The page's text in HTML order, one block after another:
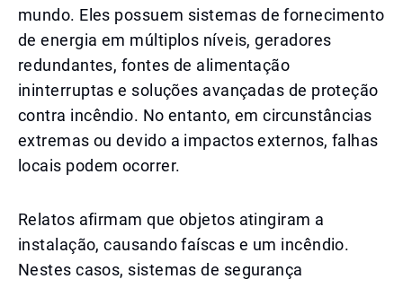
mundo. Eles possuem sistemas de fornecimento
de energia em múltiplos níveis, geradores
redundantes, fontes de alimentação
ininterruptas e soluções avançadas de proteção
contra incêndio. No entanto, em circunstâncias
extremas ou devido a impactos externos, falhas
locais podem ocorrer.
Relatos afirmam que objetos atingiram a
instalação, causando faíscas e um incêndio.
Nestes casos, sistemas de segurança